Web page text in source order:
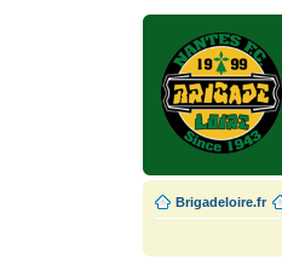
Brigadeloire.fr